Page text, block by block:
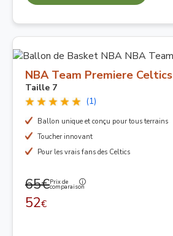
NBA Team Premiere Celtics
Taille 7
(1)
Ballon unique et conçu pour tous terrains
Toucher innovant
Pour les vrais fans des Celtics
65€Prix de
comparaison
52€